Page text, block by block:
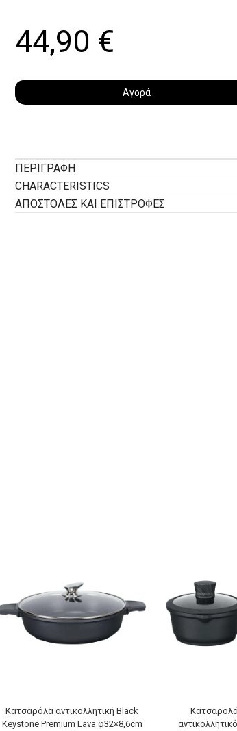
44,90 €
Αγορά
ΠΕΡΙΓΡΑΦΉ
CHARACTERISTICS
ΑΠΟΣΤΟΛΕΣ ΚΑΙ ΕΠΙΣΤΡΟΦΕΣ
Κατσαρόλα αντικολλητική Black
Keystone Premium Lava φ32×8,6cm